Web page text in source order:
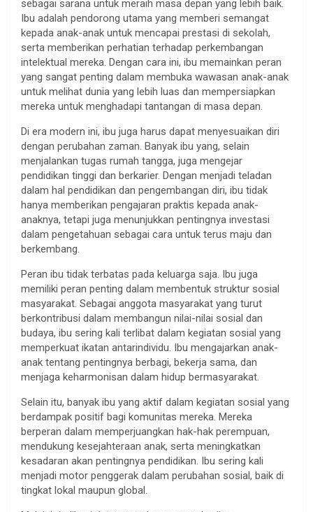
sebagai sarana untuk meraih masa depan yang lebih baik.
Ibu adalah pendorong utama yang memberi semangat
kepada anak-anak untuk mencapai prestasi di sekolah,
serta memberikan perhatian terhadap perkembangan
intelektual mereka. Dengan cara ini, ibu memainkan peran
yang sangat penting dalam membuka wawasan anak-anak
untuk melihat dunia yang lebih luas dan mempersiapkan
mereka untuk menghadapi tantangan di masa depan.
Di era modern ini, ibu juga harus dapat menyesuaikan diri
dengan perubahan zaman. Banyak ibu yang, selain
menjalankan tugas rumah tangga, juga mengejar
pendidikan tinggi dan berkarier. Dengan menjadi teladan
dalam hal pendidikan dan pengembangan diri, ibu tidak
hanya memberikan pengajaran praktis kepada anak-
anaknya, tetapi juga menunjukkan pentingnya investasi
dalam pengetahuan sebagai cara untuk terus maju dan
berkembang.
Peran ibu tidak terbatas pada keluarga saja. Ibu juga
memiliki peran penting dalam membentuk struktur sosial
masyarakat. Sebagai anggota masyarakat yang turut
berkontribusi dalam membangun nilai-nilai sosial dan
budaya, ibu sering kali terlibat dalam kegiatan sosial yang
memperkuat ikatan antarindividu. Ibu mengajarkan anak-
anak tentang pentingnya berbagi, bekerja sama, dan
menjaga keharmonisan dalam hidup bermasyarakat.
Selain itu, banyak ibu yang aktif dalam kegiatan sosial yang
berdampak positif bagi komunitas mereka. Mereka
berperan dalam memperjuangkan hak-hak perempuan,
mendukung kesejahteraan anak, serta meningkatkan
kesadaran akan pentingnya pendidikan. Ibu sering kali
menjadi motor penggerak dalam perubahan sosial, baik di
tingkat lokal maupun global.